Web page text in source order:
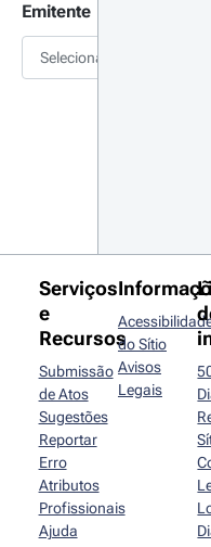
Emitente
Selecionar
Serviços
e
Recursos
Submissão
de Atos
Sugestões
Reportar
Erro
Atributos
Profissionais
Ajuda
do Sítio
Avisos
Legais